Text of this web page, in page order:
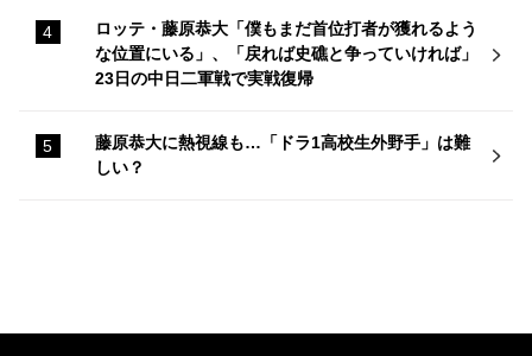
ロッテ・藤原恭大「僕もまだ首位打者が獲れるよう
な位置にいる」、「戻れば史礁と争っていければ」
23日の中日二軍戦で実戦復帰
藤原恭大に熱視線も…「ドラ1高校生外野手」は難
しい？